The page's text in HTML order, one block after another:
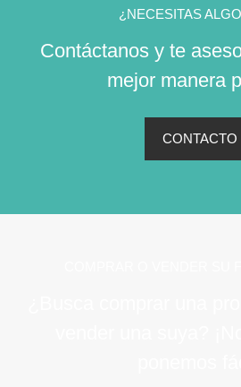
¿NECESITAS
Contáctanos y te
mejor manera
CONTACTO